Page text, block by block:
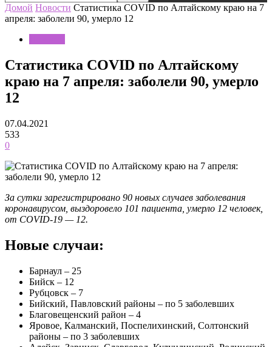
Домой Новости Статистика COVID по Алтайскому краю на 7
апреля: заболели 90, умерло 12
Статистика COVID по Алтайскому
краю на 7 апреля: заболели 90, умерло
12
07.04.2021
533
0
За сутки зарегистрировано 90 новых случаев заболевания
коронавирусом, выздоровело 101 пациента, умерло 12 человек,
от COVID-19 — 12.
Новые случаи:
Барнаул – 25
Бийск – 12
Рубцовск – 7
Бийский, Павловский районы – по 5 заболевших
Благовещенский район – 4
Яровое, Калманский, Поспелихинский, Солтонский
районы – по 3 заболевших